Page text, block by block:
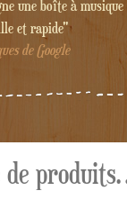
une boîte à musique
et rapide"
de Google